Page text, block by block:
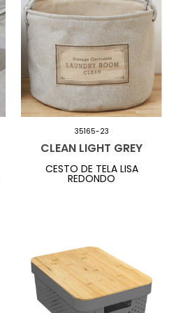
35165-23
CLEAN LIGHT GREY
CESTO DE TELA LISA
REDONDO